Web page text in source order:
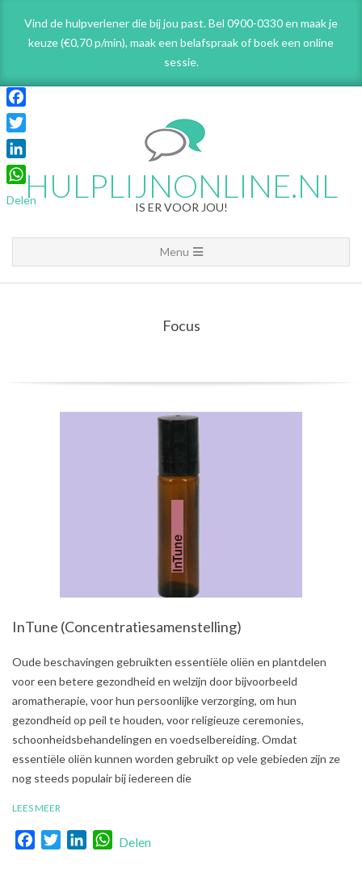
content
Vind de hulpverlener die bij jou past. Bel 0900-0330 en maak je
keuze (€0,70 p/min), maak een belafspraakof boek een online
sessie.
HULPLIJNONLINE.NL
IS ER VOOR JOU!
Navigation
Menu
Menu
Focus
InTune (Concentratiesamenstelling)
2021-
Oude beschavingen gebruikten essentiële oliën en plantdelen
voor een betere gezondheid en welzijn door bijvoorbeeld
aromatherapie, voor hun persoonlijke verzorging, om hun
gezondheid op peil te houden, voor religieuze ceremonies,
schoonheidsbehandelingen en voedselbereiding. Omdat
essentiële oliën kunnen worden gebruikt op vele gebieden zijn ze
nog steeds populair bij iedereen die
LEES MEER
FacebookTwitterLinkedInWhatsApp
Delen
Facebook
Twitter
LinkedIn
WhatsApp
Delen